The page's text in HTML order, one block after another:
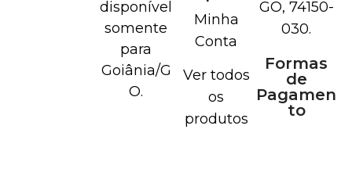
disponível
somente
para
Goiânia/G
O.
Minha
Conta
Ver todos
os
produtos
GO, 74150-
030.
Formas
de
Pagamen
to